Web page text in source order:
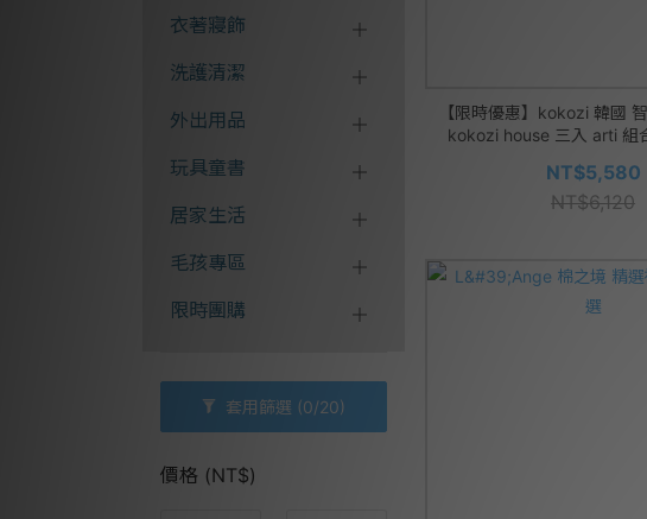
衣著寢飾
洗護清潔
外出用品
玩具童書
居家生活
毛孩專區
限時團購
套用篩選 (0/20)
價格 (NT$)
【限時優惠】kokozi 韓國
kokozi house 三入 arti 組
NT$5,580
NT$6,120